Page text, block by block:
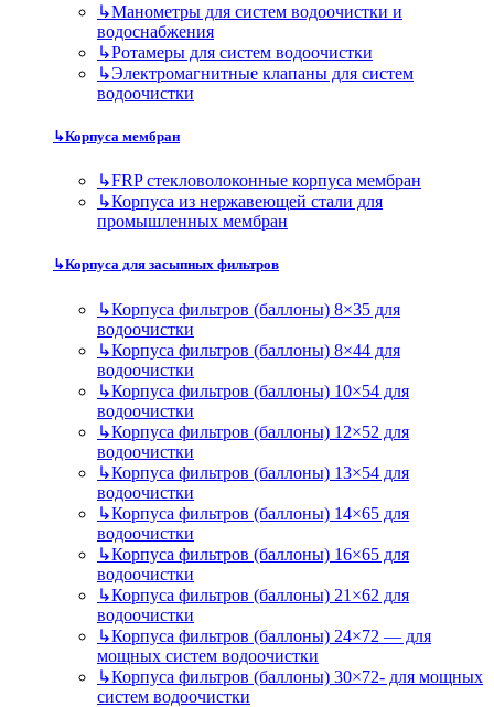
↳Манометры для систем водоочистки и
водоснабжения
↳Ротамеры для систем водоочистки
↳Электромагнитные клапаны для систем
водоочистки
↳Корпуса мембран
↳FRP стекловолоконные корпуса мембран
↳Корпуса из нержавеющей стали для
промышленных мембран
↳Корпуса для засыпных фильтров
↳Корпуса фильтров (баллоны) 8×35 для
водоочистки
↳Корпуса фильтров (баллоны) 8×44 для
водоочистки
↳Корпуса фильтров (баллоны) 10×54 для
водоочистки
↳Корпуса фильтров (баллоны) 12×52 для
водоочистки
↳Корпуса фильтров (баллоны) 13×54 для
водоочистки
↳Корпуса фильтров (баллоны) 14×65 для
водоочистки
↳Корпуса фильтров (баллоны) 16×65 для
водоочистки
↳Корпуса фильтров (баллоны) 21×62 для
водоочистки
↳Корпуса фильтров (баллоны) 24×72 — для
мощных систем водоочистки
↳Корпуса фильтров (баллоны) 30×72- для мощных
систем водоочистки